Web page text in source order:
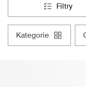
filtry
kategorie